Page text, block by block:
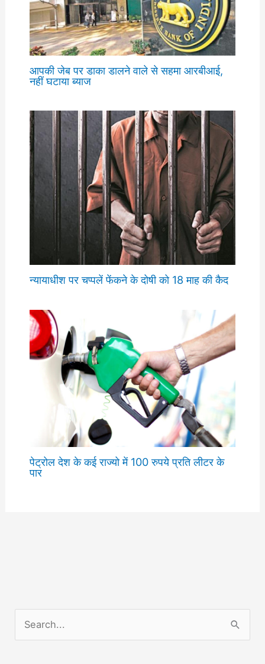
आपकी जेब पर डाका डालने वाले से सहमा आरबीआई,
नहीं घटाया ब्याज
न्यायाधीश पर चप्पलें फेंकने के दोषी को 18 माह की कैद
पेट्रोल देश के कई राज्यो में 100 रुपये प्रति लीटर के
पार